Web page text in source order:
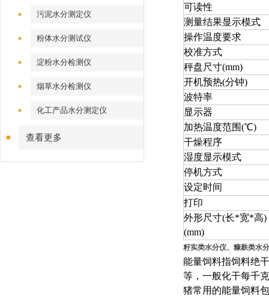
污泥水分测定仪
粉体水分测试仪
淀粉水分检测仪
烟草水分检测仪
化工产品水分测定仪
查看更多
可读性
测量结果显示模式
操作温度要求
校准方式
秤盘尺寸(mm)
开机预热(分钟)
波特率
显示器
加热温度范围(℃)
干燥程序
湿度显示模式
停机方式
设定时间
打印
外形尺寸(长*宽*高)
(mm)
籽实类水分仪、糠麸类水
能量饲料指饲料绝
等，一般化干每千
猪常用的能量饲料